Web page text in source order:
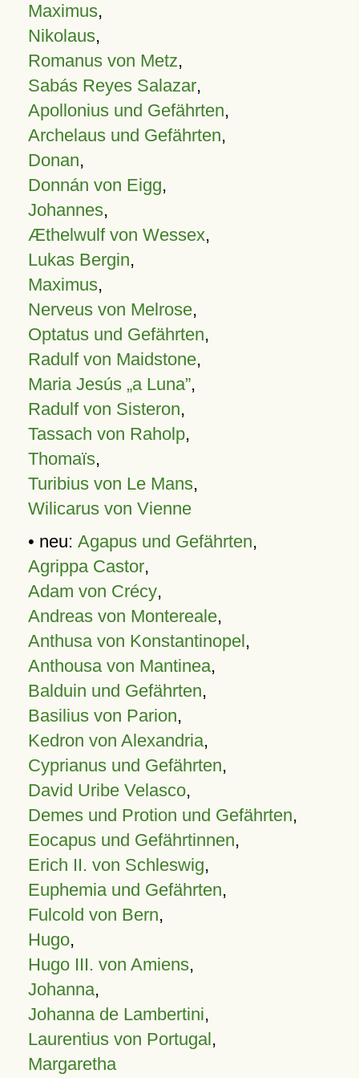
Maximus,
Nikolaus,
Romanus von Metz,
Sabás Reyes Salazar,
Apollonius und Gefährten,
Archelaus und Gefährten,
Donan,
Donnán von Eigg,
Johannes,
Æthelwulf von Wessex,
Lukas Bergin,
Maximus,
Nerveus von Melrose,
Optatus und Gefährten,
Radulf von Maidstone,
Maria Jesús „a Luna”,
Radulf von Sisteron,
Tassach von Raholp,
Thomaïs,
Turibius von Le Mans,
Wilicarus von Vienne
• neu: Agapus und Gefährten,
Agrippa Castor,
Adam von Crécy,
Andreas von Montereale,
Anthusa von Konstantinopel,
Anthousa von Mantinea,
Balduin und Gefährten,
Basilius von Parion,
Kedron von Alexandria,
Cyprianus und Gefährten,
David Uribe Velasco,
Demes und Protion und Gefährten,
Eocapus und Gefährtinnen,
Erich II. von Schleswig,
Euphemia und Gefährten,
Fulcold von Bern,
Hugo,
Hugo III. von Amiens,
Johanna,
Johanna de Lambertini,
Laurentius von Portugal,
Margaretha